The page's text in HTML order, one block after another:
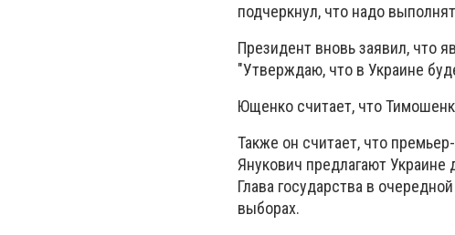
подчеркнул, что надо
Президент вновь заявил, что
"Утверждаю, что в Украине
Ющенко считает, что
Также он считает, что
Янукович предлагают Украине
Глава государства в
выборах.